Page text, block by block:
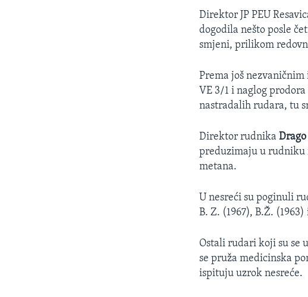
Direktor JP PEU
dogodila nešto posle
smjeni, prilikom
Prema još
VE 3/1 i naglog
nastradalih rudara, tu
Direktor rudnika
preduzimaju u rudniku
metana.
U nesreći su poginuli
B. Z. (1967), B.Ž. (1963)
Ostali rudari koji su se
se pruža medicinska
ispituju uzrok nesreće.